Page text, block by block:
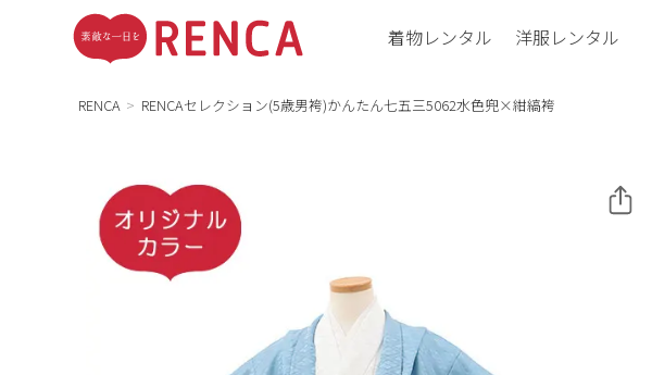
着物レンタル 洋服レンタル
RENCA RENCAセレクション(5歳男袴)かんたん七五三5062水色兜×紺縞袴